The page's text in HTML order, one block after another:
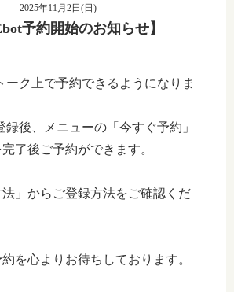
2025年11月2日(日)
予約開始のお知らせ】
ーク上で予約できるようになりま
後、メニューの「今すぐ予約」
了後ご予約ができます。
」からご登録方法をご確認くだ
を心よりお待ちしております。